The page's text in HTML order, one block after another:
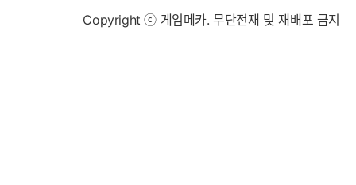
Copyright ⓒ 게임메카. 무단전재 및 재배포 금지